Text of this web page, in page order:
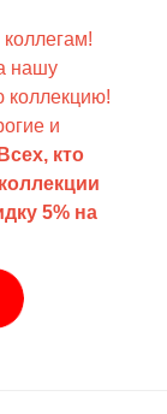
нашу
коллекцию!
и
Всех, кто
5% на